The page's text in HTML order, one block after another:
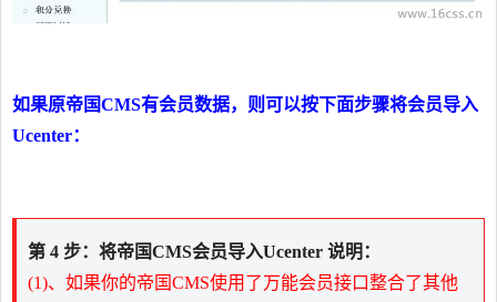
如果原帝国CMS有会员数据，则可以按下面步骤将会员导入
Ucenter：
第 4 步：将帝国CMS会员导入Ucenter 说明：
(1)、如果你的帝国CMS使用了万能会员接口整合了其他